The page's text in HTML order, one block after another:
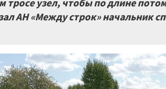
тросе узел, чтобы по длине
АН «Между строк» начальник